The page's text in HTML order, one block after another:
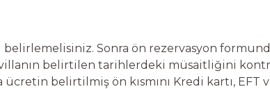
Sonra ön rezervasyon
belirtilen tarihlerdeki müsaitliğini
belirtilmiş ön kısmını Kredi kartı, EFT